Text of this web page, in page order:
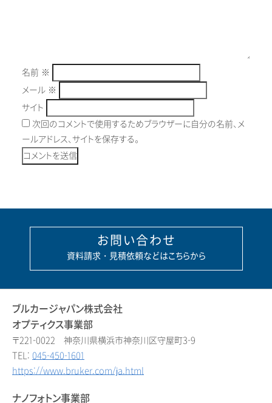
名前 ※
メール ※
サイト
次回のコメントで使用するためブラウザーに自分の名前、メ
ールアドレス、サイトを保存する。
お問い合わせ
資料請求・見積依頼などはこちらから
ブルカージャパン株式会社
オプティクス事業部
〒221-0022 神奈川県横浜市神奈川区守屋町3-9
TEL: 045-450-1601
https://www.bruker.com/ja.html
ナノフォトン事業部